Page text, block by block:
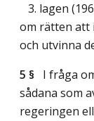
3. lagen
om rätten att
och utvinna
5 § I fråga
sådana som
regeringen